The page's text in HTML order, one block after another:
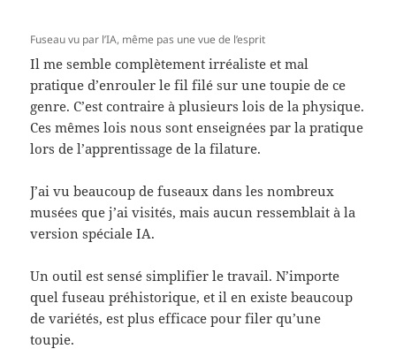
Fuseau vu par l’IA, même pas une vue de l’esprit
Il me semble complètement irréaliste et mal
pratique d’enrouler le fil filé sur une toupie de ce
genre. C’est contraire à plusieurs lois de la physique.
Ces mêmes lois nous sont enseignées par la pratique
lors de l’apprentissage de la filature.
J’ai vu beaucoup de fuseaux dans les nombreux
musées que j’ai visités, mais aucun ressemblait à la
version spéciale IA.
Un outil est sensé simplifier le travail. N’importe
quel fuseau préhistorique, et il en existe beaucoup
de variétés, est plus efficace pour filer qu’une
toupie.